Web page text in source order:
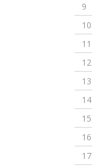
9
10
11
12
13
14
15
16
17